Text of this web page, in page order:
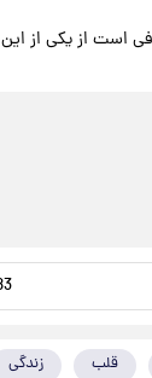
است از یکی از
قلب زندگی